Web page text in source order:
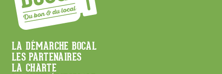
Menu
Footer
LA DÉMARCHE BOCAL
LES PARTENAIRES
LA CHARTE